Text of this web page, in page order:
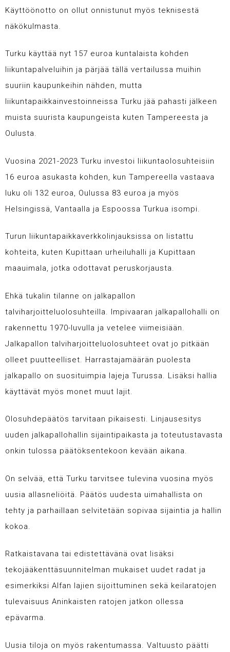
Käyttöönotto on ollut onnistunut myös teknisestä
näkökulmasta.
Turku käyttää nyt 157 euroa kuntalaista kohden
liikuntapalveluihin ja pärjää tällä vertailussa muihin
suuriin kaupunkeihin nähden, mutta
liikuntapaikkainvestoinneissa Turku jää pahasti jälkeen
muista suurista kaupungeista kuten Tampereesta ja
Oulusta.
Vuosina 2021-2023 Turku investoi liikuntaolosuhteisiin
16 euroa asukasta kohden, kun Tampereella vastaava
luku oli 132 euroa, Oulussa 83 euroa ja myös
Helsingissä, Vantaalla ja Espoossa Turkua isompi.
Turun liikuntapaikkaverkkolinjauksissa on listattu
kohteita, kuten Kupittaan urheiluhalli ja Kupittaan
maauimala, jotka odottavat peruskorjausta.
Ehkä tukalin tilanne on jalkapallon
talviharjoitteluolosuhteilla. Impivaaran jalkapallohalli on
rakennettu 1970-luvulla ja vetelee viimeisiään.
Jalkapallon talviharjoitteluolosuhteet ovat jo pitkään
olleet puutteelliset. Harrastajamäärän puolesta
jalkapallo on suosituimpia lajeja Turussa. Lisäksi hallia
käyttävät myös monet muut lajit.
Olosuhdepäätös tarvitaan pikaisesti. Linjausesitys
uuden jalkapallohallin sijaintipaikasta ja toteutustavasta
onkin tulossa päätöksentekoon kevään aikana.
On selvää, että Turku tarvitsee tulevina vuosina myös
uusia allasneliöitä. Päätös uudesta uimahallista on
tehty ja parhaillaan selvitetään sopivaa sijaintia ja hallin
kokoa.
Ratkaistavana tai edistettävänä ovat lisäksi
tekojääkenttäsuunnitelman mukaiset uudet radat ja
esimerkiksi Alfan lajien sijoittuminen sekä keilaratojen
tulevaisuus Aninkaisten ratojen jatkon ollessa
epävarma.
Uusia tiloja on myös rakentumassa. Valtuusto päätti